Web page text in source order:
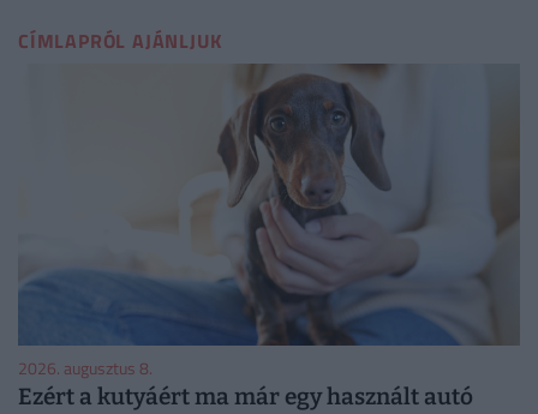
CÍMLAPRÓL AJÁNLJUK
2026. augusztus 8.
Ezért a kutyáért ma már egy használt autó